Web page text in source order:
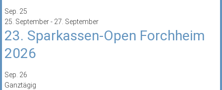
Sep. 25
25. September- 27. September
23. Sparkassen-Open Forchheim
2026
Sep. 26
Ganztägig